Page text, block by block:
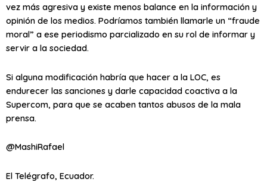
vez más agresiva y existe menos balance en la información y
opinión de los medios. Podríamos también llamarle un “fraude
moral” a ese periodismo parcializado en su rol de informar y
servir a la sociedad.
Si alguna modificación habría que hacer a la LOC, es
endurecer las sanciones y darle capacidad coactiva a la
Supercom, para que se acaben tantos abusos de la mala
prensa.
@MashiRafael
El Telégrafo, Ecuador.